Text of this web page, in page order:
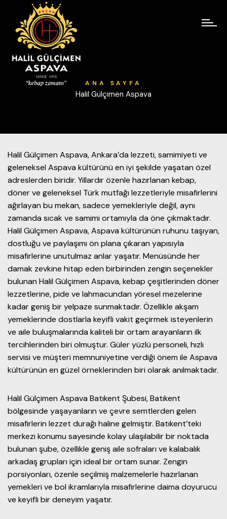
ANA SAYFA
Halil Gülçimen Aspava
Halil Gülçimen Aspava, Ankara’da lezzeti, samimiyeti ve
geleneksel Aspava kültürünü en iyi şekilde yaşatan özel
adreslerden biridir. Yıllardır özenle hazırlanan kebap,
döner ve geleneksel Türk mutfağı lezzetleriyle misafirlerini
ağırlayan bu mekan, sadece yemekleriyle değil, aynı
zamanda sıcak ve samimi ortamıyla da öne çıkmaktadır.
Halil Gülçimen Aspava, Aspava kültürünün ruhunu taşıyan,
dostluğu ve paylaşımı ön plana çıkaran yapısıyla
misafirlerine unutulmaz anlar yaşatır. Menüsünde her
damak zevkine hitap eden birbirinden zengin seçenekler
bulunan Halil Gülçimen Aspava, kebap çeşitlerinden döner
lezzetlerine, pide ve lahmacundan yöresel mezelerine
kadar geniş bir yelpaze sunmaktadır. Özellikle akşam
yemeklerinde dostlarla keyifli vakit geçirmek isteyenlerin
ve aile buluşmalarında kaliteli bir ortam arayanların ilk
tercihlerinden biri olmuştur. Güler yüzlü personeli, hızlı
servisi ve müşteri memnuniyetine verdiği önem ile Aspava
kültürünün en güzel örneklerinden biri olarak anılmaktadır.
Halil Gülçimen Aspava Batıkent Şubesi, Batıkent
bölgesinde yaşayanların ve çevre semtlerden gelen
misafirlerin lezzet durağı haline gelmiştir. Batıkent’teki
merkezi konumu sayesinde kolay ulaşılabilir bir noktada
bulunan şube, özellikle geniş aile sofraları ve kalabalık
arkadaş grupları için ideal bir ortam sunar. Zengin
porsiyonları, özenle seçilmiş malzemelerle hazırlanan
yemekleri ve bol ikramlarıyla misafirlerine daima doyurucu
ve keyifli bir deneyim yaşatır.